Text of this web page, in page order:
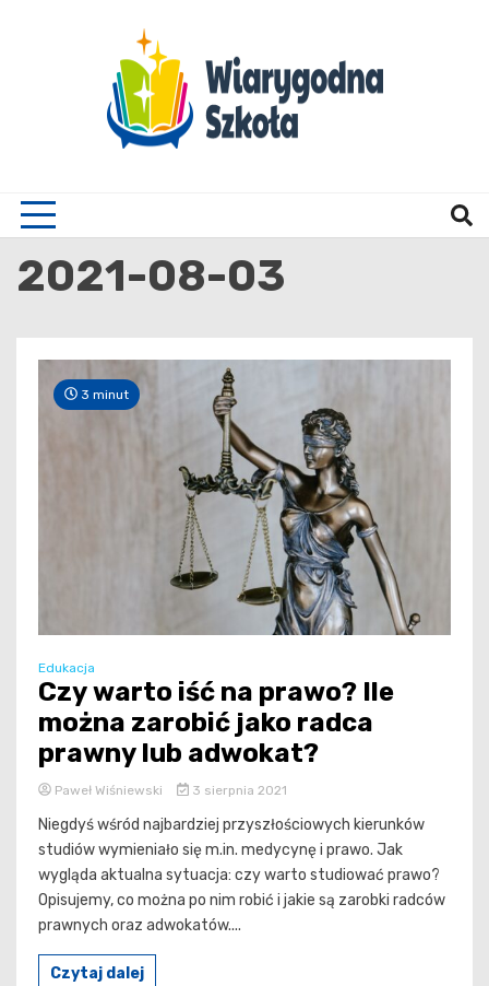
2021-08-03
3 minut
Edukacja
Czy warto iść na prawo? Ile
można zarobić jako radca
prawny lub adwokat?
Paweł Wiśniewski 3 sierpnia 2021
Niegdyś wśród najbardziej przyszłościowych kierunków
studiów wymieniało się m.in. medycynę i prawo. Jak
wygląda aktualna sytuacja: czy warto studiować prawo?
Opisujemy, co można po nim robić i jakie są zarobki radców
prawnych oraz adwokatów....
Czytaj dalej